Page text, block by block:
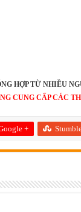
HỢP TỪ NHIỀU
CUNG CẤP CÁC
+